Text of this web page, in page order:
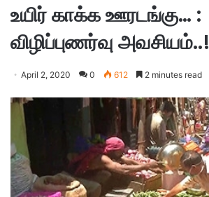
உயிர் காக்க ஊரடங்கு… :
விழிப்புணர்வு அவசியம்..!
April 2, 2020 0 612 2 minutes read